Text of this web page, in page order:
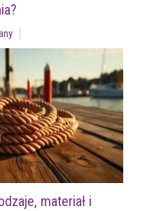
materiał i